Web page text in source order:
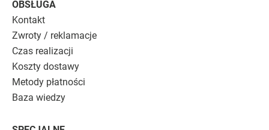
OBSŁUGA
Kontakt
Zwroty / reklamacje
Czas realizacji
Koszty dostawy
Metody płatności
Baza wiedzy